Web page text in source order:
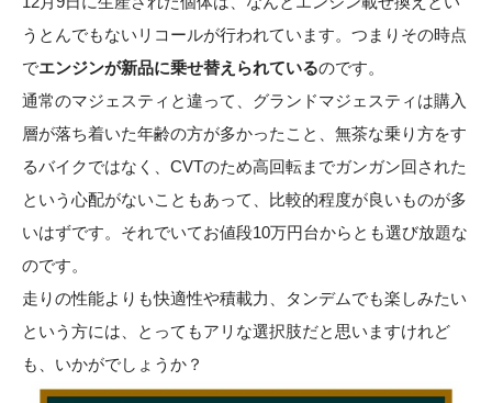
うとんでもないリコールが行われています。つまりその時点
でエンジンが新品に乗せ替えられているのです。
通常のマジェスティと違って、グランドマジェスティは購入
層が落ち着いた年齢の方が多かったこと、無茶な乗り方をす
るバイクではなく、CVTのため高回転までガンガン回された
という心配がないこともあって、比較的程度が良いものが多
いはずです。それでいてお値段10万円台からとも選び放題な
のです。
走りの性能よりも快適性や積載力、タンデムでも楽しみたい
という方には、とってもアリな選択肢だと思いますけれど
も、いかがでしょうか？